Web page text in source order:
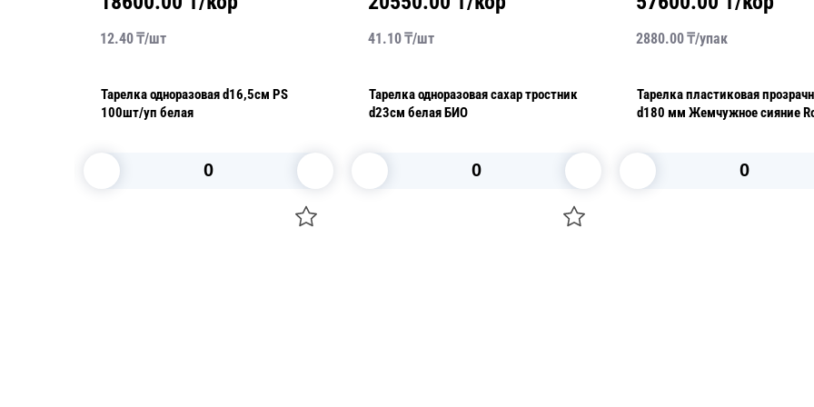
12.40₸/шт
Тарелка одноразовая d16,5см PS
100шт/уп белая
41.10₸/шт
Тарелка одноразовая сахар тростник
d23см белая БИО
2880.00₸/упак
Тарелка пластиковая
d180 мм Жемчужное сияние Royal